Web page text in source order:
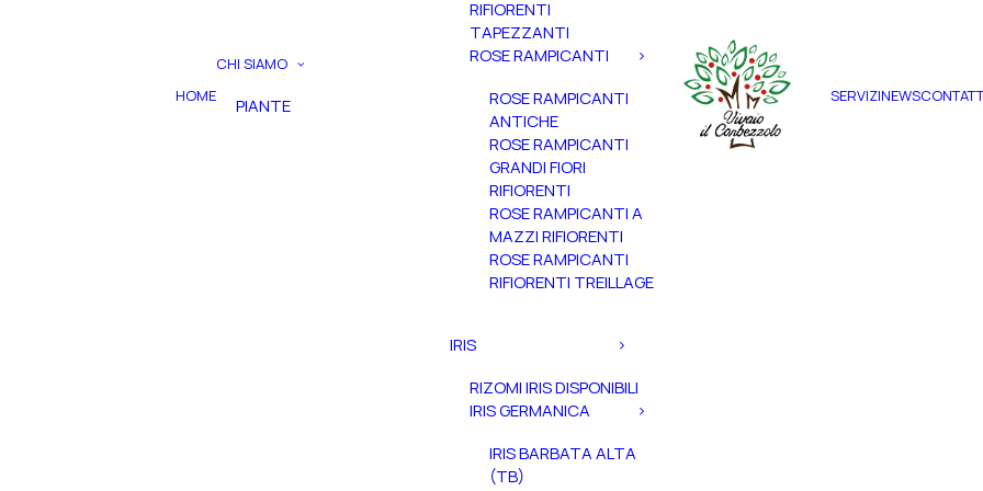
HOME
CHI SIAMO
PIANTE
RIFIORENTI
TAPEZZANTI
ROSE RAMPICANTI
ROSE RAMPICANTI
ANTICHE
ROSE RAMPICANTI
GRANDI FIORI
RIFIORENTI
ROSE RAMPICANTI A
MAZZI RIFIORENTI
ROSE RAMPICANTI
RIFIORENTI TREILLAGE
IRIS
RIZOMI IRIS DISPONIBILI
IRIS GERMANICA
IRIS BARBATA ALTA
(TB)
SERVIZINEWS